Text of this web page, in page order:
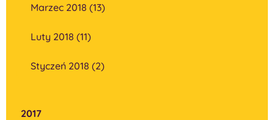
Marzec 2018 (13)
Luty 2018 (11)
Styczeń 2018 (2)
2017